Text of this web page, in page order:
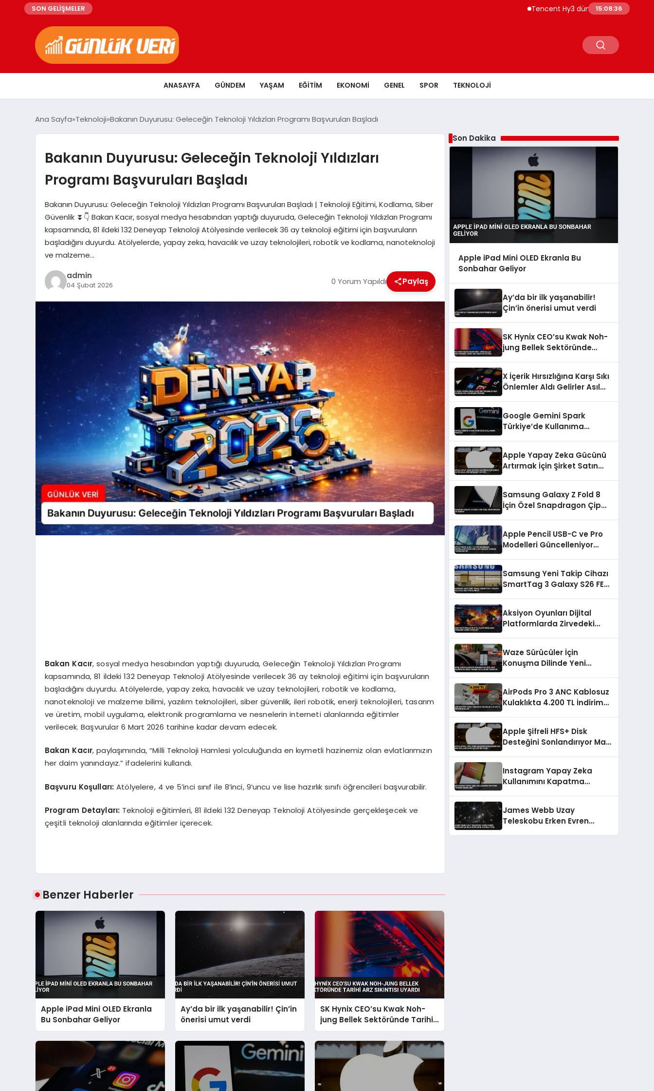
SON GELİŞMELER Tencent Hy3 dünya genelinde kullanıma
15:08:37
ANASAYFA GÜNDEM YAŞAM EĞITIM EKONOMI GENEL SPOR TEKNOLOJI
Ana Sayfa Teknoloji Bakanın Duyurusu: Geleceğin Teknoloji Yıldızları Programı Başvuruları Başladı
Bakanın Duyurusu: Geleceğin Teknoloji Yıldızları
Programı Başvuruları Başladı
Bakanın Duyurusu: Geleceğin Teknoloji Yıldızları Programı Başvuruları Başladı | Teknoloji Eğitimi, Kodlama, Siber
Güvenlik ⏬👇 Bakan Kacır, sosyal medya hesabından yaptığı duyuruda, Geleceğin Teknoloji Yıldızları Programı
kapsamında, 81 ildeki 132 Deneyap Teknoloji Atölyesinde verilecek 36 ay teknoloji eğitimi için başvuruların
başladığını duyurdu. Atölyelerde, yapay zeka, havacılık ve uzay teknolojileri, robotik ve kodlama, nanoteknoloji
ve malzeme…
admin
04 Şubat 2026 0 Yorum Yapıldı Paylaş
Bakan Kacır, sosyal medya hesabından yaptığı duyuruda, Geleceğin Teknoloji Yıldızları Programı
kapsamında, 81 ildeki 132 Deneyap Teknoloji Atölyesinde verilecek 36 ay teknoloji eğitimi için başvuruların
başladığını duyurdu. Atölyelerde, yapay zeka, havacılık ve uzay teknolojileri, robotik ve kodlama,
nanoteknoloji ve malzeme bilimi, yazılım teknolojileri, siber güvenlik, ileri robotik, enerji teknolojileri, tasarım
ve üretim, mobil uygulama, elektronik programlama ve nesnelerin interneti alanlarında eğitimler
verilecek. Başvurular 6 Mart 2026 tarihine kadar devam edecek.
Bakan Kacır, paylaşımında, “Milli Teknoloji Hamlesi yolculuğunda en kıymetli hazinemiz olan evlatlarımızın
her daim yanındayız.” ifadelerini kullandı.
Başvuru Koşulları: Atölyelere, 4 ve 5’inci sınıf ile 8’inci, 9’uncu ve lise hazırlık sınıfı öğrencileri başvurabilir.
Program Detayları: Teknoloji eğitimleri, 81 ildeki 132 Deneyap Teknoloji Atölyesinde gerçekleşecek ve
çeşitli teknoloji alanlarında eğitimler içerecek.
Benzer Haberler
Apple iPad Mini OLED Ekranla
Bu Sonbahar Geliyor
Ay’da bir ilk yaşanabilir! Çin’in
önerisi umut verdi
SK Hynix CEO’su Kwak Noh-
jung Bellek Sektöründe Tarihi
Arz Sıkıntısı Uyardı
Son Dakika
Apple iPad Mini OLED Ekranla Bu
Sonbahar Geliyor
Ay’da bir ilk yaşanabilir!
Çin’in önerisi umut verdi
SK Hynix CEO’su Kwak Noh-
jung Bellek Sektöründe
X İçerik Hırsızlığına Karşı Sıkı
Önlemler Aldı Gelirler Asıl
Google Gemini Spark
Türkiye’de Kullanıma
Apple Yapay Zeka Gücünü
Artırmak İçin Şirket Satın
Samsung Galaxy Z Fold 8
İçin Özel Snapdragon Çip
Apple Pencil USB-C ve Pro
Modelleri Güncelleniyor
Samsung Yeni Takip Cihazı
SmartTag 3 Galaxy S26 FE
Aksiyon Oyunları Dijital
Platformlarda Zirvedeki
Waze Sürücüler İçin
Konuşma Dilinde Yeni
AirPods Pro 3 ANC Kablosuz
Kulaklıkta 4.200 TL İndirim
Apple Şifreli HFS+ Disk
Desteğini Sonlandırıyor Mac
Instagram Yapay Zeka
Kullanımını Kapatma
James Webb Uzay
Teleskobu Erken Evren